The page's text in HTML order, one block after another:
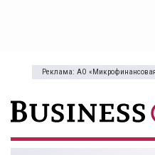
Реклама: АО